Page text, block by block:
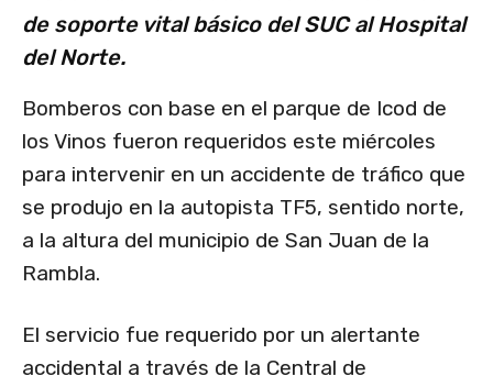
de soporte vital básico del SUC al Hospital
del Norte.
Bomberos con base en el parque de Icod de
los Vinos fueron requeridos este miércoles
para intervenir en un accidente de tráfico que
se produjo en la autopista TF5, sentido norte,
a la altura del municipio de San Juan de la
Rambla.
El servicio fue requerido por un alertante
accidental a través de la Central de